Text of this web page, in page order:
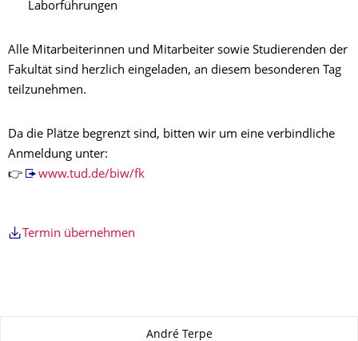
Laborführungen
Alle Mitarbeiterinnen und Mitarbeiter sowie Studierenden der
Fakultät sind herzlich eingeladen, an diesem besonderen Tag
teilzunehmen.
Da die Plätze begrenzt sind, bitten wir um eine verbindliche
Anmeldung unter:
👉
www.tud.de/biw/fk
Termin übernehmen
André Terpe